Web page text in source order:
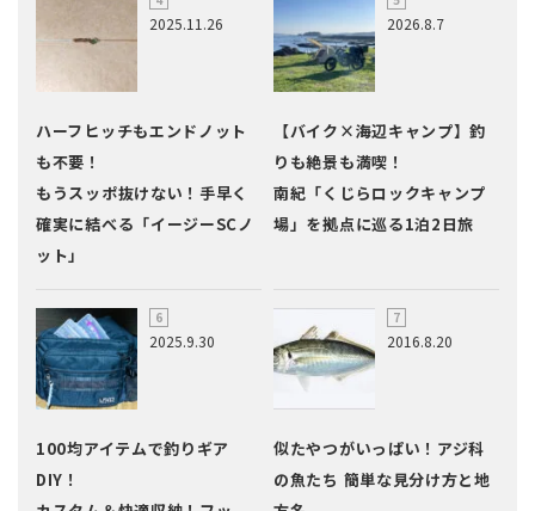
2025.11.26
ハーフヒッチもエンドノット
も不要！
もうスッポ抜けない！手早く
確実に結べる「イージーSCノ
ット」
2026.8.7
【バイク×海辺キャンプ】釣
りも絶景も満喫！
南紀「くじらロックキャンプ
場」を拠点に巡る1泊2日旅
2025.9.30
100均アイテムで釣りギア
DIY！
2016.8.20
似たやつがいっぱい！アジ科
の魚たち 簡単な見分け方と地